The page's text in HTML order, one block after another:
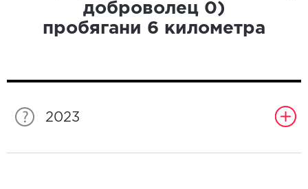
доброволец 0)
пробягани 6 километра
2023